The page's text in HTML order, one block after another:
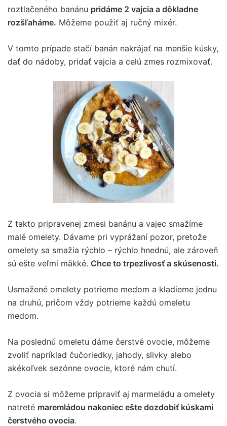
roztlačeného banánu pridáme 2 vajcia a dôkladne
rozšľaháme. Môžeme použiť aj ručný mixér.
V tomto prípade stačí banán nakrájať na menšie kúsky,
dať do nádoby, pridať vajcia a celú zmes rozmixovať.
Z takto pripravenej zmesi banánu a vajec smažíme
malé omelety. Dávame pri vyprážaní pozor, pretože
omelety sa smažia rýchlo – rýchlo hnednú, ale zároveň
sú ešte veľmi mäkké. Chce to trpezlivosť a skúsenosti.
Usmažené omelety potrieme medom a kladieme jednu
na druhú, pričom vždy potrieme každú omeletu
medom.
Na poslednú omeletu dáme čerstvé ovocie, môžeme
zvoliť napríklad čučoriedky, jahody, slivky alebo
akékoľvek sezónne ovocie, ktoré nám chutí.
Z ovocia si môžeme pripraviť aj marmeládu a omelety
natreté maremládou nakoniec ešte dozdobiť kúskami
čerstvého ovocia.